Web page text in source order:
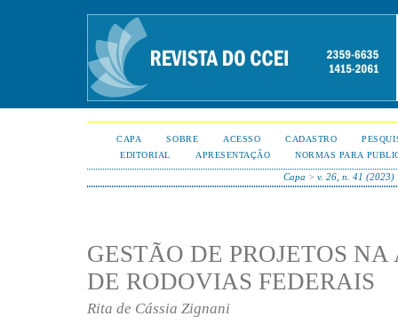
CAPA SOBRE ACESSO CADASTRO
EDITORIAL
APRESENTAÇÃO NORMAS PARA
Capa >v. 26, n. 41 (2023)
GESTÃO DE PROJETOS
DE RODOVIAS FEDERAIS
Rita de Cássia Zignani